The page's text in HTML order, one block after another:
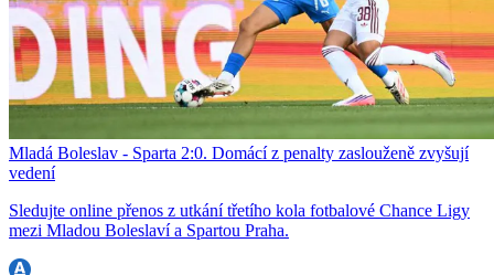
Mladá Boleslav - Sparta 2:0. Domácí z penalty zaslouženě zvyšují
vedení
Sledujte online přenos z utkání třetího kola fotbalové Chance Ligy
mezi Mladou Boleslaví a Spartou Praha.